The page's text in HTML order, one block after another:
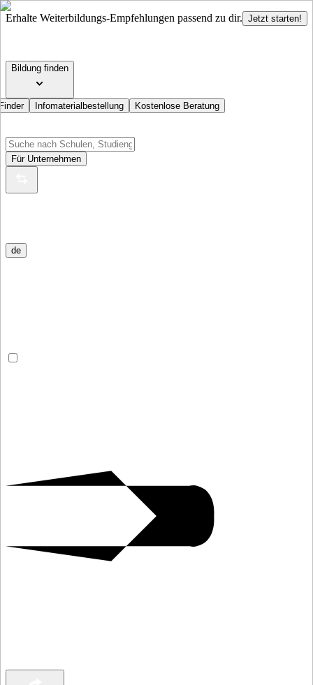
Erhalte Weiterbildungs-Empfehlungen passend zu dir. Jetzt starten!
Bildung finden
Infomaterialbestellung Kostenlose Beratung
Für Unternehmen
de